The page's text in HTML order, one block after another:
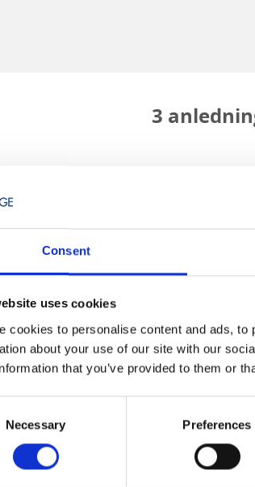
Consent
uses cookies
cookies to personalise content and ads,
about your use of our site with our
that you’ve provided to them or
Necessary Preferences
3